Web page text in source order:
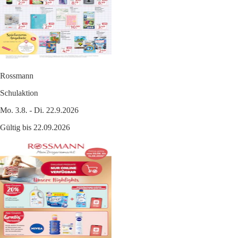
Rossmann
Schulaktion
Mo. 3.8. - Di. 22.9.2026
Gültig bis 22.09.2026